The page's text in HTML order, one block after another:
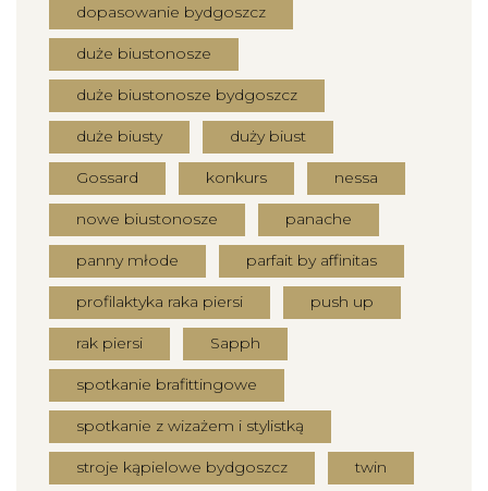
dopasowanie bydgoszcz
duże biustonosze
duże biustonosze bydgoszcz
duże biusty duży biust
Gossard konkurs nessa
nowe biustonosze panache
panny młode parfait by affinitas
profilaktyka raka piersi push up
rak piersi Sapph
spotkanie brafittingowe
spotkanie z wizażem i stylistką
stroje kąpielowe bydgoszcz twin